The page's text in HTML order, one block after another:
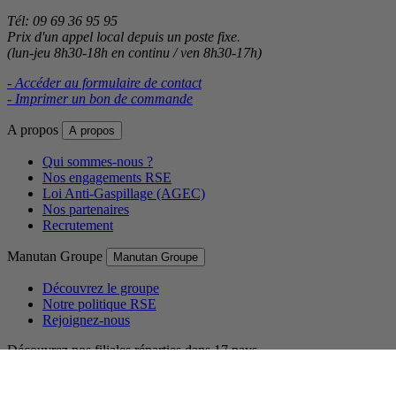
Tél: 09 69 36 95 95
Prix d'un appel local depuis un poste fixe.
(lun-jeu 8h30-18h en continu / ven 8h30-17h)
- Accéder au formulaire de contact
- Imprimer un bon de commande
A propos A propos
Qui sommes-nous ?
Nos engagements RSE
Loi Anti-Gaspillage (AGEC)
Nos partenaires
Recrutement
Manutan Groupe Manutan Groupe
Découvrez le groupe
Notre politique RSE
Rejoignez-nous
Découvrez nos filiales réparties dans 17 pays.